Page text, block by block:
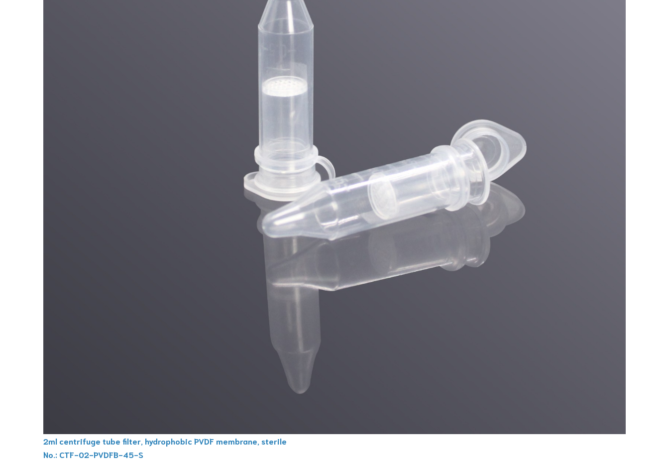
2ml centrifuge tube filter, hydrophobic PVDF membrane, sterile
No.: CTF-02-PVDFB-45-S